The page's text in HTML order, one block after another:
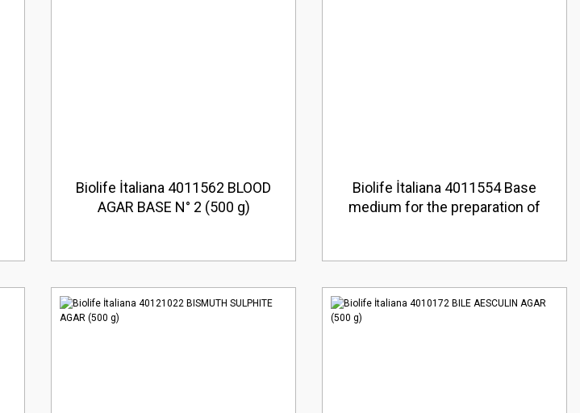
Biolife İtaliana 4011562 BLOOD
AGAR BASE N° 2 (500 g)
Biolife İtaliana 4011554 Base
medium for the preparation of